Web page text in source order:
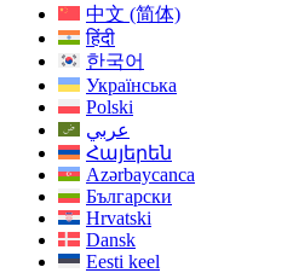
中文 (简体)
हिंदी
한국어
Українська
Polski
عربي
Հայերեն
Azərbaycanca
Български
Hrvatski
Dansk
Eesti keel